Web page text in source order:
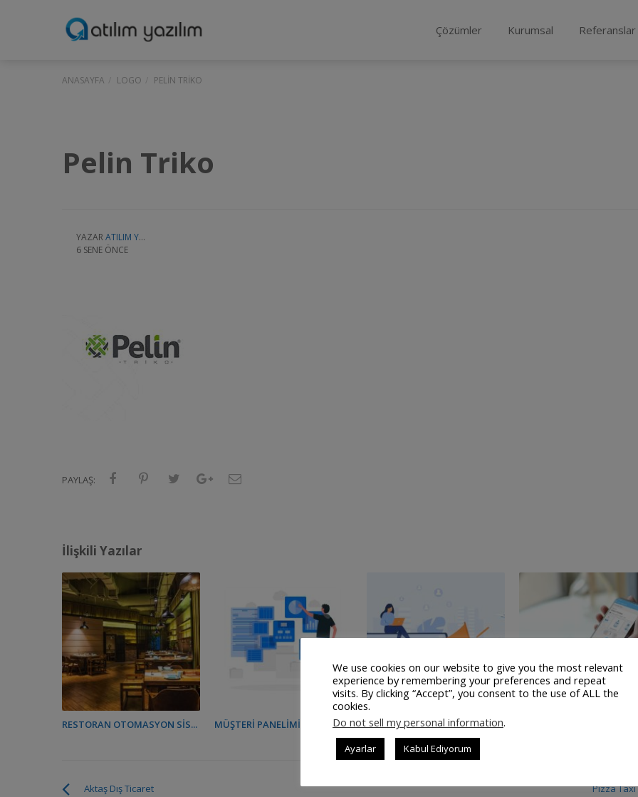
Çözümler Kurumsal Referanslar
ANASAYFA LOGO PELIN TRIKO
Pelin Triko
YAZAR ATILIM YAZILIM
6 SENE ÖNCE
PAYLAŞ:
İlişkili Yazılar
RESTORAN OTOMASYON SIS... MÜŞTERI PANELIMIZ YAYI... TICARI BILGILERIMIZ DE...
Pizza Taxi
Aktaş Dış Ticaret
We use cookies on our website to give you the most relevant
experience by remembering your preferences and repeat
visits. By clicking “Accept”, you consent to the use of ALL the
cookies.
Do not sell my personal information.
Ayarlar Kabul Ediyorum